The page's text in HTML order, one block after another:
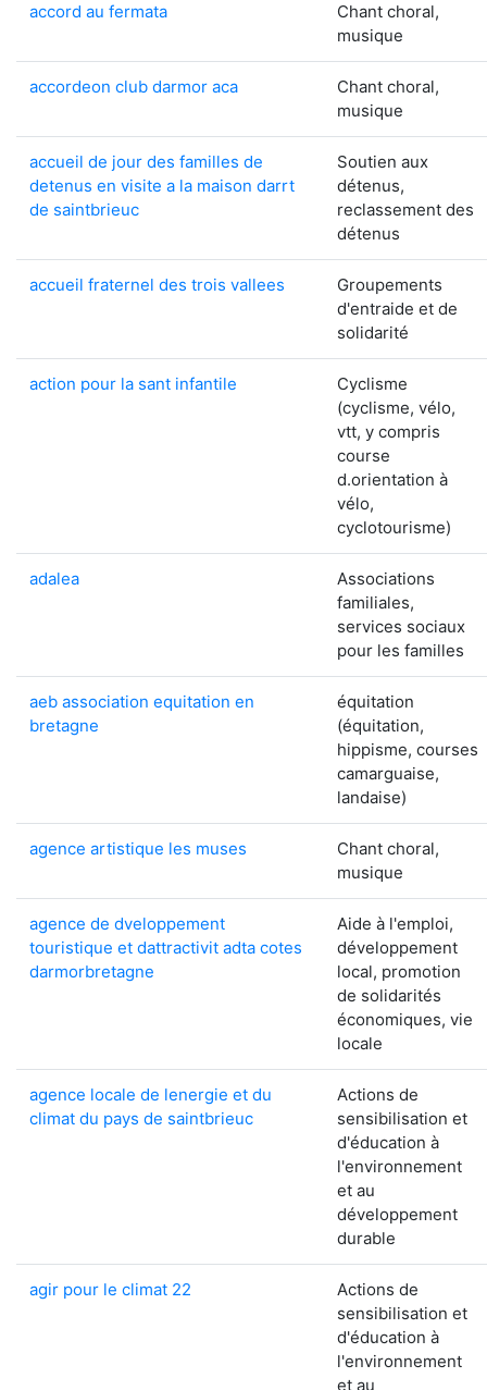
accord au fermata
Chant choral,
musique
accordeon club darmor aca
Chant choral,
musique
accueil de jour des familles de
detenus en visite a la maison darrt
de saintbrieuc
Soutien aux
détenus,
reclassement des
détenus
accueil fraternel des trois vallees
Groupements
d'entraide et de
solidarité
action pour la sant infantile
Cyclisme
(cyclisme, vélo,
vtt, y compris
course
d.orientation à
vélo,
cyclotourisme)
adalea
Associations
familiales,
services sociaux
pour les familles
aeb association equitation en
bretagne
équitation
(équitation,
hippisme, courses
camarguaise,
landaise)
agence artistique les muses
Chant choral,
musique
agence de dveloppement
touristique et dattractivit adta cotes
darmorbretagne
Aide à l'emploi,
développement
local, promotion
de solidarités
économiques, vie
locale
agence locale de lenergie et du
climat du pays de saintbrieuc
Actions de
sensibilisation et
d'éducation à
l'environnement
et au
développement
durable
agir pour le climat 22
Actions de
sensibilisation et
d'éducation à
l'environnement
et au